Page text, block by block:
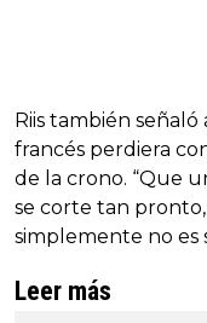
Riis también
francés perdiera
de la crono. “Que
se corte tan
simplemente no es
Leer más